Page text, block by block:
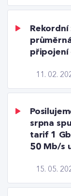
11. 02.
Rekordní
připojení
15. 05.
srpna
tarif 1
50 Mb/s